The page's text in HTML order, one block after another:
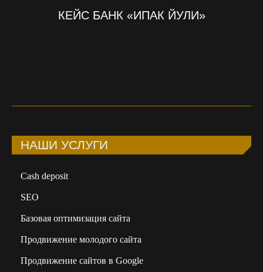
КЕЙС БАНК «ИПАК ЙУЛИ»
НАШИ УСЛУГИ
Сash deposit
SEO
Базовая оптимизация сайта
Продвижение молодого сайта
Продвижение сайтов в Google